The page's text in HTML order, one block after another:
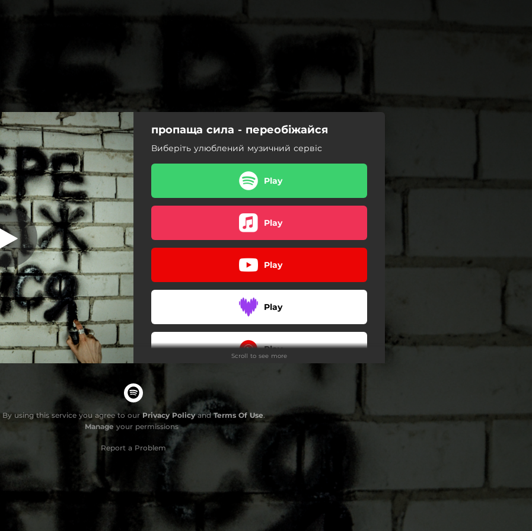
переобіжайся
переобіжайся
пропаща сила - переобіжайся
Виберіть улюблений музичний сервіс
Play
Play
Play
Play
Play
Scroll to see more
By using this service you agree to ourPrivacy PolicyandTerms Of Use.
Manage your permissions
Report a Problem